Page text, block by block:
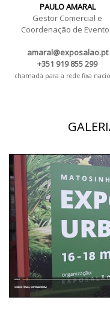
PAULO AMARAL
Gestor Comercial e
Coordenação de
amaral@exposalao.pt
+351 919 855 299
chamada para a rede fixa